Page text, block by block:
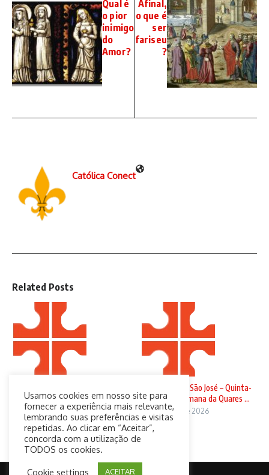
Qual é
o pior
inimigo
do
Amor?
Afinal,
o que é
ser
fariseu
?
Católica Conect
Related Posts
29 de março de 2026
Solenidade de São José – Quinta-
feira da 4ª Semana da Quares ...
19 de março de 2026
Usamos cookies em nosso site para
fornecer a experiência mais relevante,
lembrando suas preferências e visitas
repetidas. Ao clicar em “Aceitar”,
concorda com a utilização de
TODOS os cookies.
Cookie settings ACEITAR